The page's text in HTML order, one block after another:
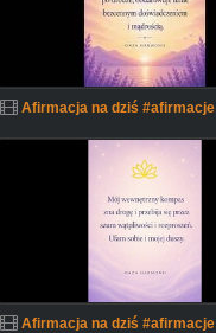
Afirmacja na dziś #afirmacje
Afirmacja na dziś #afirmacje